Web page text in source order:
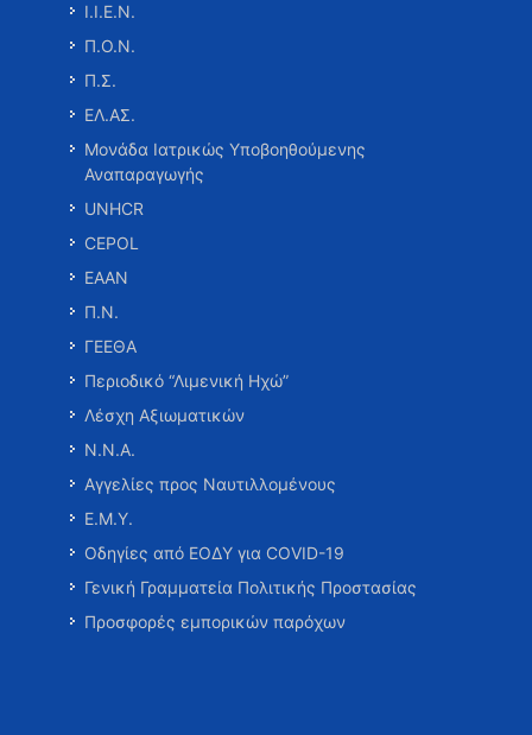
Ι.Ι.Ε.Ν.
Π.Ο.Ν.
Π.Σ.
ΕΛ.ΑΣ.
Μονάδα Ιατρικώς Υποβοηθούμενης
Αναπαραγωγής
UNHCR
CEPOL
ΕΑΑΝ
Π.Ν.
ΓΕΕΘΑ
Περιοδικό “Λιμενική Ηχώ”
Λέσχη Αξιωματικών
Ν.Ν.Α.
Αγγελίες προς Ναυτιλλομένους
Ε.Μ.Υ.
Οδηγίες από ΕΟΔΥ για COVID-19
Γενική Γραμματεία Πολιτικής Προστασίας
Προσφορές εμπορικών παρόχων